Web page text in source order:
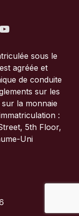
sous le
agréée et
de conduite
sur les
la monnaie
:
5th Floor,
Uni